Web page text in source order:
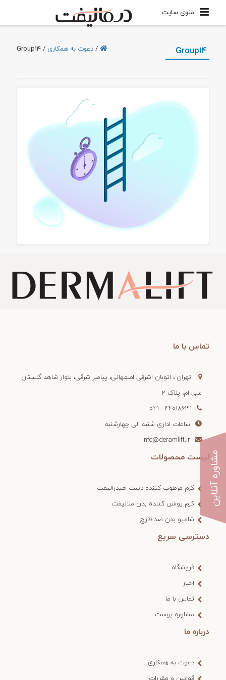
منوی سایت
مشاوره آنلاین
/دعوت به همکاری /
Group14 Group14
تماس با ما
تهران ، اتوبان اشرفی اصفهانی، پیامبر شرقی، بلوار شاهد گلستان
سی ام، پلاک 2
44018631 - 021
ساعات اداری شنبه الی چهارشنبه
info@deramlift.ir
لیست محصولات
کرم مرطوب کننده دست هیدرالیفت
کرم روشن کننده بدن ملالیفت
شامپو بدن ضد قارچ
دسترسی سریع
فروشگاه
اخبار
تماس با ما
مشاوره پوست
درباره ما
دعوت به همکاری